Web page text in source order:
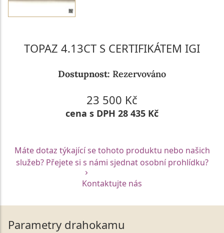
TOPAZ 4.13CT S CERTIFIKÁTEM IGI
Dostupnost: Rezervováno
23 500 Kč
cena s DPH 28 435 Kč
Máte dotaz týkající se tohoto produktu nebo našich
služeb? Přejete si s námi sjednat osobní prohlídku?
Kontaktujte nás
Parametry drahokamu